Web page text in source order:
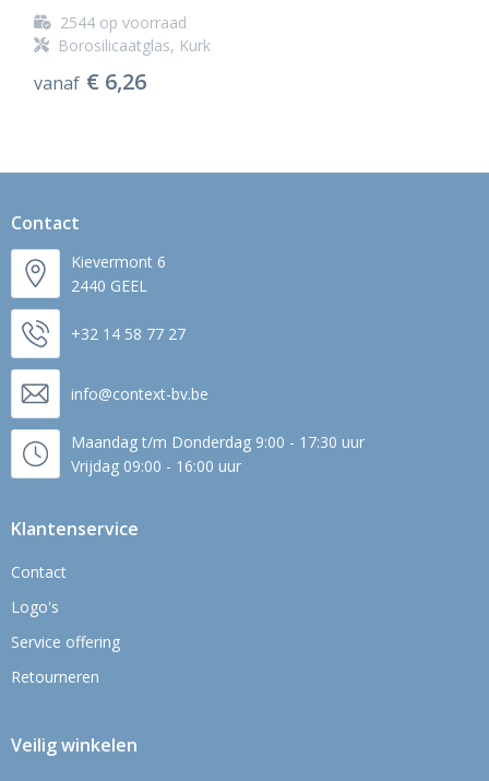
2544op voorraad
Borosilicaatglas, Kurk
vanaf € 6,26
Contact
Kievermont 6
2440 GEEL
+32 14 58 77 27
info@context-bv.be
Maandag t/m Donderdag 9:00 - 17:30 uur
Vrijdag 09:00 - 16:00 uur
Klantenservice
Contact
Logo's
Service offering
Retourneren
Veilig winkelen